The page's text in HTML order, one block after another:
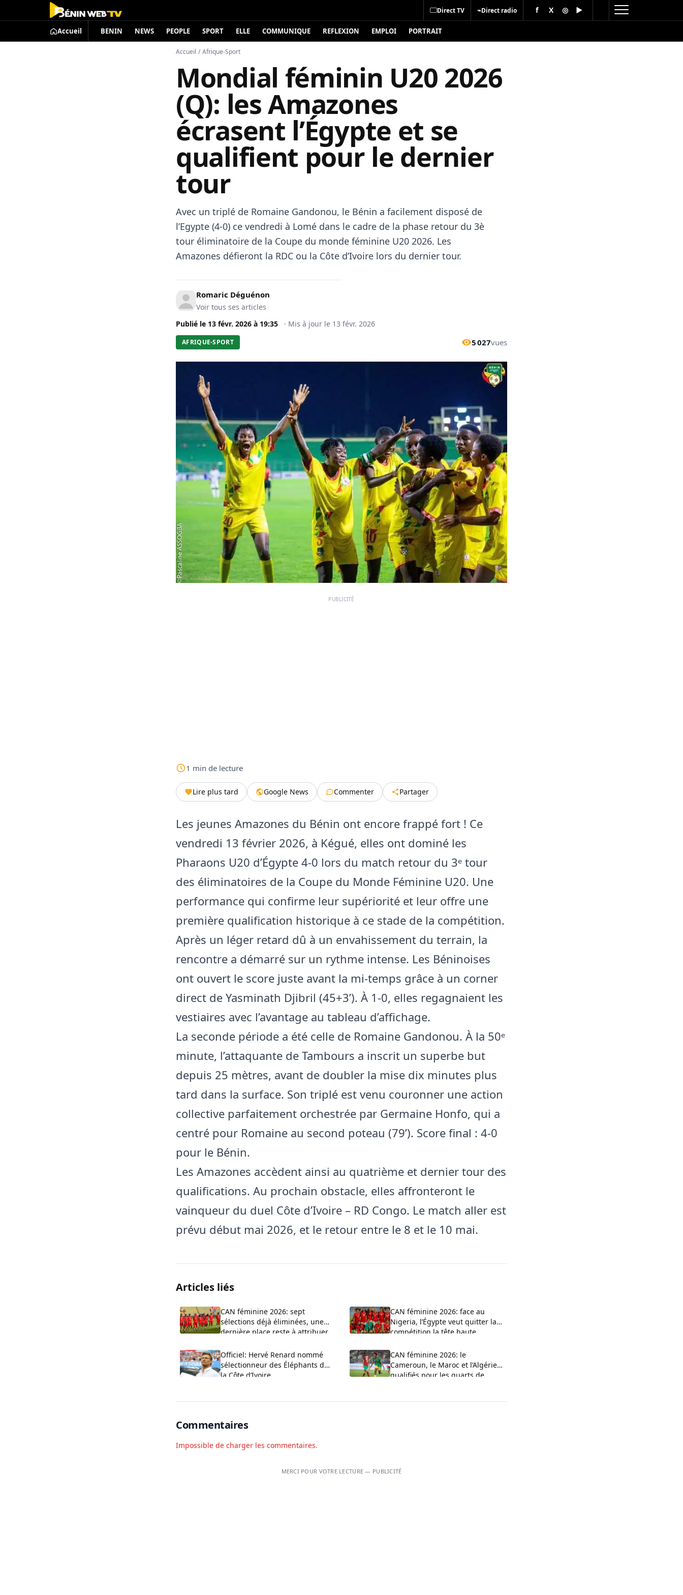
Direct TV ⌁Direct radio f X ◎ ▶
Accueil BENIN NEWS PEOPLE SPORT ELLE COMMUNIQUE REFLEXION EMPLOI PORTRAIT
Accueil / Afrique-Sport
Mondial féminin U20 2026
(Q): les Amazones
écrasent l’Égypte et se
qualifient pour le dernier
tour
Avec un triplé de Romaine Gandonou, le Bénin a facilement disposé de
l’Egypte (4-0) ce vendredi à Lomé dans le cadre de la phase retour du 3è
tour éliminatoire de la Coupe du monde féminine U20 2026. Les
Amazones défieront la RDC ou la Côte d’Ivoire lors du dernier tour.
Romaric Déguénon
Voir tous ses articles
Publié le 13 févr. 2026 à 19:35 · Mis à jour le 13 févr. 2026
AFRIQUE-SPORT 5 027vues
PUBLICITÉ
1 min de lecture
Lire plus tard Google News Commenter Partager
Les jeunes Amazones du Bénin ont encore frappé fort ! Ce
vendredi 13 février 2026, à Kégué, elles ont dominé les
Pharaons U20 d’Égypte 4-0 lors du match retour du 3ᵉ tour
des éliminatoires de la Coupe du Monde Féminine U20. Une
performance qui confirme leur supériorité et leur offre une
première qualification historique à ce stade de la compétition.
Après un léger retard dû à un envahissement du terrain, la
rencontre a démarré sur un rythme intense. Les Béninoises
ont ouvert le score juste avant la mi-temps grâce à un corner
direct de Yasminath Djibril (45+3’). À 1-0, elles regagnaient les
vestiaires avec l’avantage au tableau d’affichage.
La seconde période a été celle de Romaine Gandonou. À la 50ᵉ
minute, l’attaquante de Tambours a inscrit un superbe but
depuis 25 mètres, avant de doubler la mise dix minutes plus
tard dans la surface. Son triplé est venu couronner une action
collective parfaitement orchestrée par Germaine Honfo, qui a
centré pour Romaine au second poteau (79’). Score final : 4-0
pour le Bénin.
Les Amazones accèdent ainsi au quatrième et dernier tour des
qualifications. Au prochain obstacle, elles affronteront le
vainqueur du duel Côte d’Ivoire – RD Congo. Le match aller est
prévu début mai 2026, et le retour entre le 8 et le 10 mai.
Articles liés
CAN féminine 2026: sept
sélections déjà éliminées, une
dernière place reste à attribuer
CAN féminine 2026: face au
Nigeria, l’Égypte veut quitter la
compétition la tête haute
Officiel: Hervé Renard nommé
sélectionneur des Éléphants de
la Côte d’Ivoire
CAN féminine 2026: le
Cameroun, le Maroc et l’Algérie
qualifiés pour les quarts de
Commentaires
Impossible de charger les commentaires.
MERCI POUR VOTRE LECTURE — PUBLICITÉ